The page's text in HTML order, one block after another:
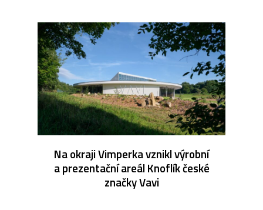
Na okraji Vimperka vznikl výrobní
a prezentační areál Knoflík české
značky Vavi